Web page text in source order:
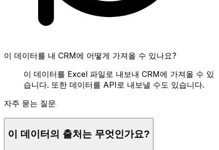
이 데이터를 내 CRM에 어떻게 가져올 수 있나요?
이 데이터를 Excel 파일로 내보내 CRM에 가져올 수 있
습니다. 또한 데이터를 API로 내보낼 수도 있습니다.
자주 묻는 질문
이 데이터의 출처는 무엇인가요?